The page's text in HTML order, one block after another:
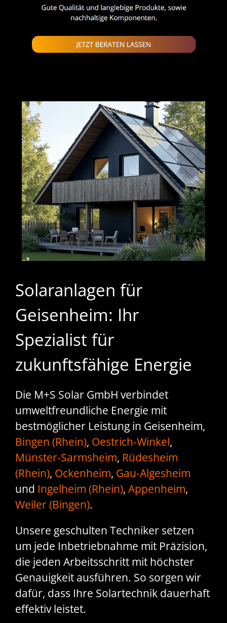
Solaranlagen für
Geisenheim: Ihr
Spezialist für
zukunftsfähige Energie
Die M+S Solar GmbH verbindet
umweltfreundliche Energie mit
bestmöglicher Leistung in Geisenheim,
Bingen (Rhein), Oestrich-Winkel,
Münster-Sarmsheim, Rüdesheim
(Rhein), Ockenheim, Gau-Algesheim
und Ingelheim (Rhein), Appenheim,
Weiler (Bingen).
Unsere geschulten Techniker setzen
um jede Inbetriebnahme mit Präzision,
die jeden Arbeitsschritt mit höchster
Genauigkeit ausführen. So sorgen wir
dafür, dass Ihre Solartechnik dauerhaft
effektiv leistet.